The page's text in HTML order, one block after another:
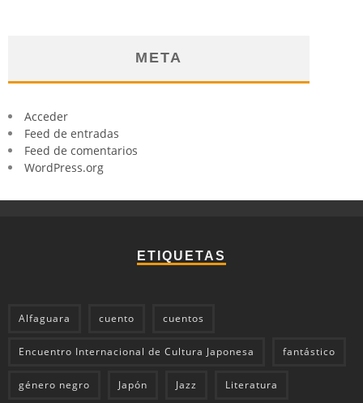
META
Acceder
Feed de entradas
Feed de comentarios
WordPress.org
ETIQUETAS
Alfaguara cuento cuentos
Encuentro Internacional de Cultura Japonesa fantástico
género negro Japón Jazz Literatura